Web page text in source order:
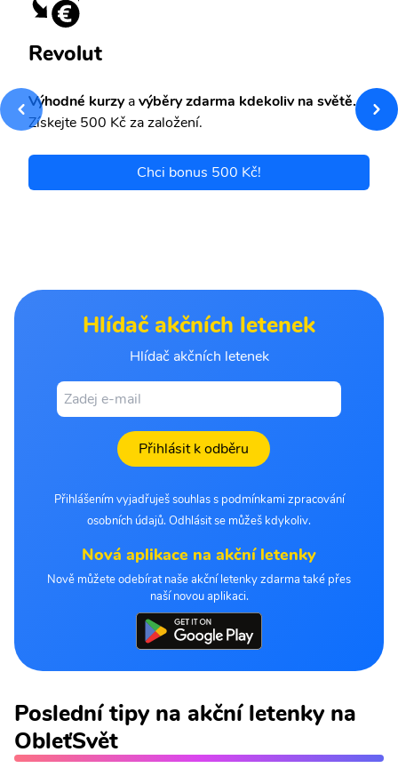
Revolut
Výhodné kurzyavýběry zdarma kdekoliv na světě.
Získejte 500 Kč za založení.
Chci bonus 500 Kč!
Hlídač akčních letenek
Hlídač akčních letenek
Přihlásit k odběru
Přihlášením vyjadřuješ souhlas s podmínkami zpracování
osobních údajů. Odhlásit se můžeš kdykoliv.
Nová aplikace na akční letenky
Nově můžete odebírat naše akční letenky zdarma také přes
naší novou aplikaci.
Poslední tipy na akční letenky na
ObleťSvět